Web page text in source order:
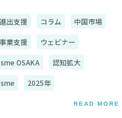
出支援 コラム 中国市場
業支援 ウェビナー
OSAKA 認知拡大
2025年
READ MORE